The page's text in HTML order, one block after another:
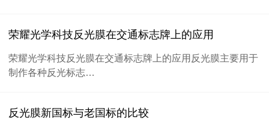
荣耀光学科技反光膜在交通标志牌上的应用
荣耀光学科技反光膜在交通标志牌上的应用反光膜主要用于
制作各种反光标志…
反光膜新国标与老国标的比较